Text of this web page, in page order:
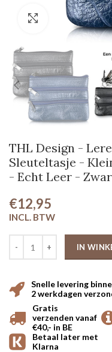
Klik om te
THL Design -
Sleuteltasje -
- Echt Leer -
€12,95
IN
Snelle levering
2 werkdagen
Gratis
verzenden vanaf
€40,- in BE
Betaal later met
Klarna